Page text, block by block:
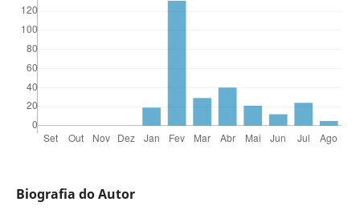
Biografia do Autor